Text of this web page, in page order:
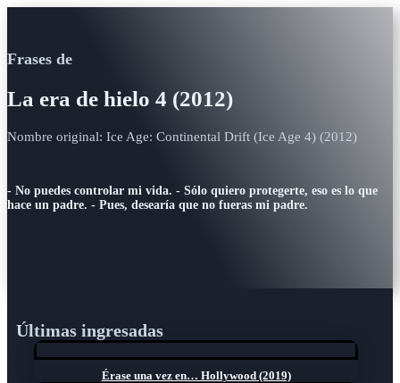
Frases de
La era de hielo 4 (2012)
Nombre original: Ice Age: Continental Drift (Ice Age 4) (2012)
- No puedes controlar mi vida. - Sólo quiero protegerte, eso es lo que
hace un padre. - Pues, desearía que no fueras mi padre.
Últimas ingresadas
Érase una vez en… Hollywood (2019)